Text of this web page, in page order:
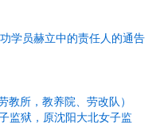
学员赫立中的责任人的通告
所，教养院、劳改队）
监狱，原沈阳大北女子监